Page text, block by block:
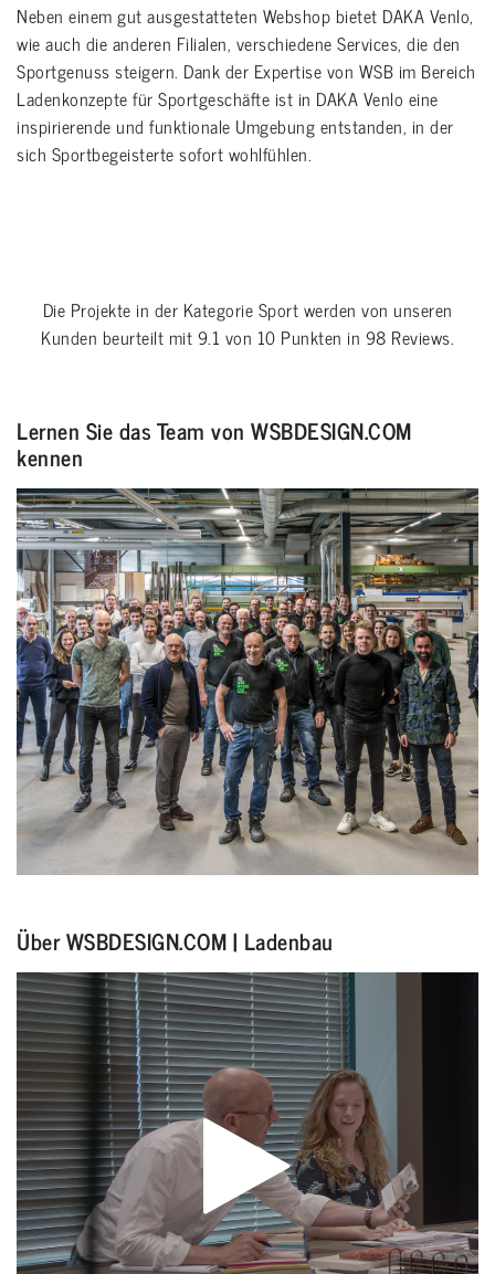
Neben einem gut ausgestatteten Webshop bietet DAKA Venlo,
wie auch die anderen Filialen, verschiedene Services, die den
Sportgenuss steigern. Dank der Expertise von WSB im Bereich
Ladenkonzepte für Sportgeschäfte ist in DAKA Venlo eine
inspirierende und funktionale Umgebung entstanden, in der
sich Sportbegeisterte sofort wohlfühlen.
Die Projekte in der KategorieSportwerden von unseren
Kunden beurteilt mit9.1 von 10 Punkten in 98 Reviews.
Lernen Sie das Team von WSBDESIGN.COM
kennen
Über WSBDESIGN.COM | Ladenbau